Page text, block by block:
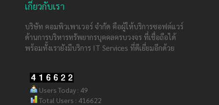
เกี่ยวกับเรา
บริษัท คอมพิวเพาเวอร์ จำกัด คือผู้ให้บริการซอฟต์แวร์
ด้านการบริหารทรัพยากรบุคคลครบวงจร ที่เชื่อถือได้
พร้อมทั้งเรายังมีบริการ IT Services ที่ดีเยี่ยมอีกด้วย
Users Today : 49
Total Users : 416622